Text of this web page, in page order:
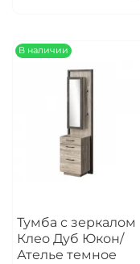
В наличии
Тумба с зеркалом
Клео Дуб Юкон/
Ателье темное